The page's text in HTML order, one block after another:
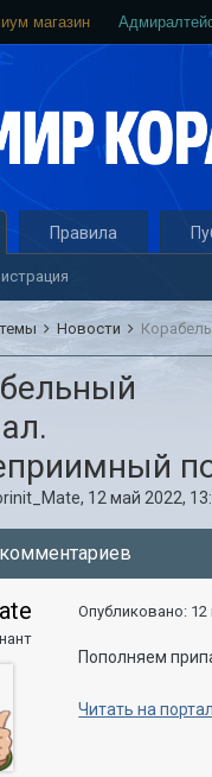
магазин
Правила
Новости
, 12 май 2022,
Опубликовано: 12
Пополняем
Читать на